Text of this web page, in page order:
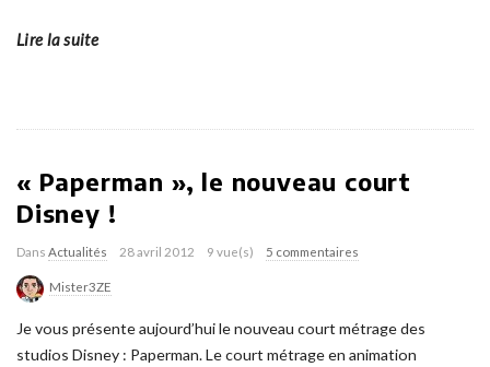
Lire la suite
« Paperman », le nouveau court
Disney !
Dans Actualités 28 avril 2012 9 vue(s) 5 commentaires
Mister3ZE
Je vous présente aujourd’hui le nouveau court métrage des
studios Disney : Paperman. Le court métrage en animation